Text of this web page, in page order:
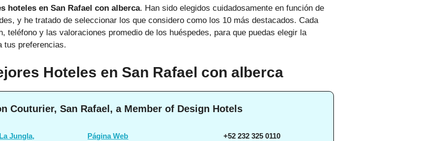
hoteles en San Rafael con alberca. Han sido elegidos cuidadosamente en función de
y he tratado de seleccionar los que considero como los 10 más destacados. Cada
teléfono y las valoraciones promedio de los huéspedes, para que puedas elegir la
tus preferencias.
Hoteles en San Rafael con alberca
Couturier, San Rafael, a Member of Design Hotels
Jungla,
Página Web +52 232 325 0110